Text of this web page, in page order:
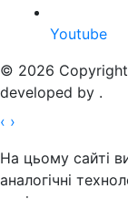
Youtube
© 2026
developed by .
‹ ›
На цьому сайті
аналогічні